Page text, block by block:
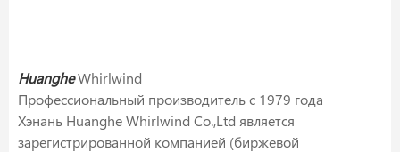
HuangheWhirlwind
Профессиональный производитель с 1979 года
Хэнань Huanghe Whirlwind Co.,Ltd является
зарегистрированной компанией (биржевой